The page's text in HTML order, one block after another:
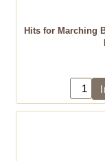
Hits for Marching